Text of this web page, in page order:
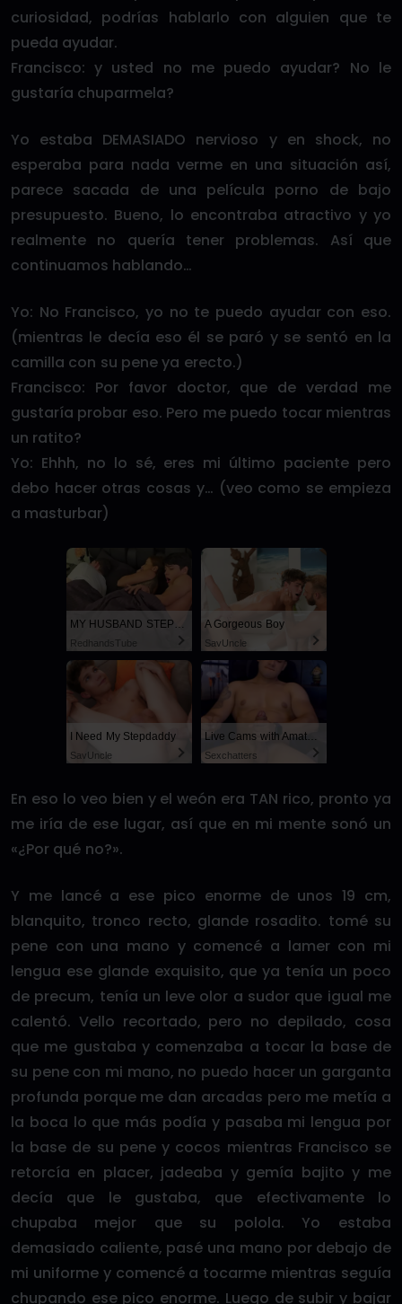
curiosidad, podrías hablarlo con alguien que te
pueda ayudar.
Francisco: y usted no me puedo ayudar? No le
gustaría chuparmela?
Yo estaba DEMASIADO nervioso y en shock, no
esperaba para nada verme en una situación así,
parece sacada de una película porno de bajo
presupuesto. Bueno, lo encontraba atractivo y yo
realmente no quería tener problemas. Así que
continuamos hablando…
Yo: No Francisco, yo no te puedo ayudar con eso.
(mientras le decía eso él se paró y se sentó en la
camilla con su pene ya erecto.)
Francisco: Por favor doctor, que de verdad me
gustaría probar eso. Pero me puedo tocar mientras
un ratito?
Yo: Ehhh, no lo sé, eres mi último paciente pero
debo hacer otras cosas y… (veo como se empieza
a masturbar)
MY HUSBAND STEPSON MISTAKENLY GIVES ME IN THE ASS
RedhandsTube
A Gorgeous Boy
SayUncle
I Need My Stepdaddy
SayUncle
Live Cams with Amateur Men
Sexchatters
En eso lo veo bien y el weón era TAN rico, pronto ya
me iría de ese lugar, así que en mi mente sonó un
«¿Por qué no?».
Y me lancé a ese pico enorme de unos 19 cm,
blanquito, tronco recto, glande rosadito. tomé su
pene con una mano y comencé a lamer con mi
lengua ese glande exquisito, que ya tenía un poco
de precum, tenía un leve olor a sudor que igual me
calentó. Vello recortado, pero no depilado, cosa
que me gustaba y comenzaba a tocar la base de
su pene con mi mano, no puedo hacer un garganta
profunda porque me dan arcadas pero me metía a
la boca lo que más podía y pasaba mi lengua por
la base de su pene y cocos mientras Francisco se
retorcía en placer, jadeaba y gemía bajito y me
decía que le gustaba, que efectivamente lo
chupaba mejor que su polola. Yo estaba
demasiado caliente, pasé una mano por debajo de
mi uniforme y comencé a tocarme mientras seguía
chupando ese pico enorme. Luego de subir y bajar